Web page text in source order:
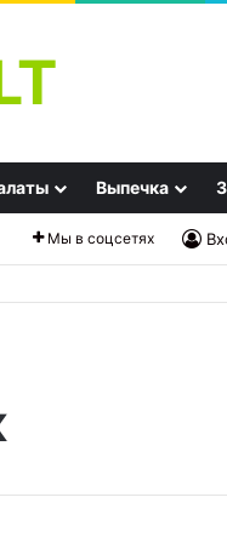
Выпечка
Мы в соцсетях
рисом